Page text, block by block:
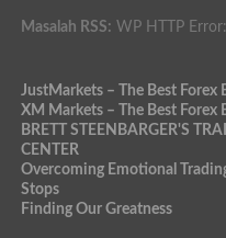
Masalah RSS: WP HTTP
JustMarkets – The Best Forex
XM Markets – The Best Forex
BRETT STEENBARGER'S
CENTER
Overcoming Emotional
Stops
Finding Our Greatness